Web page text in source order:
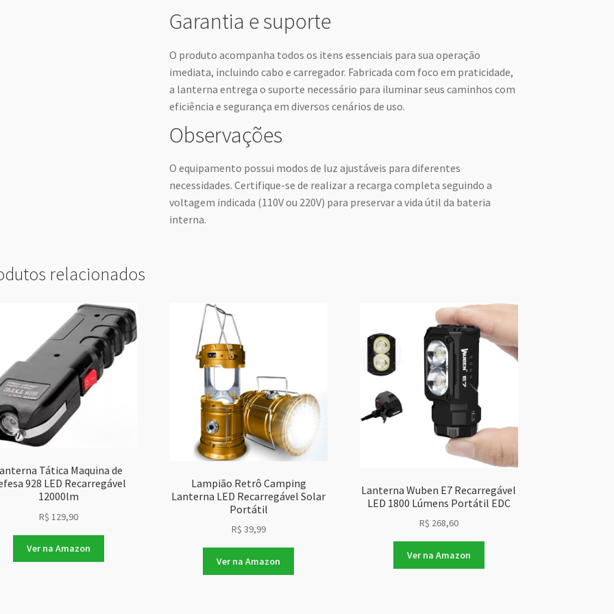
Garantia e suporte
O produto acompanha todos os itens essenciais para sua operação
imediata, incluindo cabo e carregador. Fabricada com foco em praticidade,
a lanterna entrega o suporte necessário para iluminar seus caminhos com
eficiência e segurança em diversos cenários de uso.
Observações
O equipamento possui modos de luz ajustáveis para diferentes
necessidades. Certifique-se de realizar a recarga completa seguindo a
voltagem indicada (110V ou 220V) para preservar a vida útil da bateria
interna.
relacionados
Tática Maquina de
928 LED Recarregável
12000lm
R$ 129,90
Ver na Amazon
Lampião Retrô Camping
Lanterna LED Recarregável Solar
Portátil
R$ 39,99
Ver na Amazon
Lanterna Wuben E7 Recarregável
LED 1800 Lúmens Portátil EDC
R$ 268,60
Ver na Amazon